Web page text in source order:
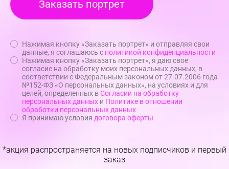
Нажимая кнопку «Заказать портрет» и отправляя свои
данные, я соглашаюсь с политикой конфиденциальности
Нажимая кнопку «Заказать портрет», я даю свое
согласие на обработку моих персональных данных, в
соответствии с Федеральным законом от 27.07.2006 года
№152-ФЗ «О персональных данных», на условиях и для
целей, определенных вСогласии на обработку
персональных данных и Политике в отношении
обработки персональных данных
Я принимаю условия договора оферты
*акция распространяется на новых подписчиков и первый
заказ